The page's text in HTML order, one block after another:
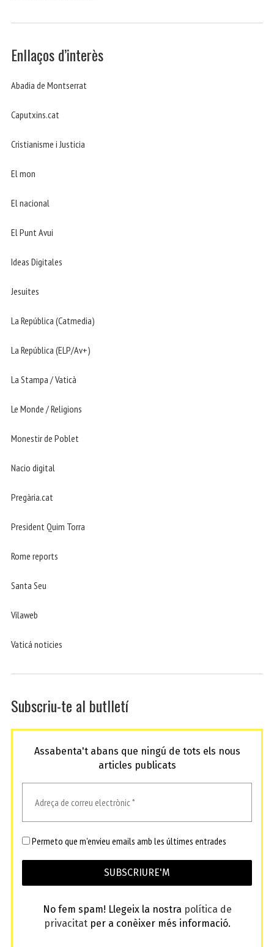
Enllaços d’interès
Abadia de Montserrat
Caputxins.cat
Cristianisme i Justicia
El mon
El nacional
El Punt Avui
Ideas Digitales
Jesuites
La República (Catmedia)
La República (ELP/Av+)
La Stampa / Vaticà
Le Monde / Religions
Monestir de Poblet
Nacio digital
Pregària.cat
President Quim Torra
Rome reports
Santa Seu
Vilaweb
Vaticá noticies
Subscriu-te al butlletí
Assabenta't abans que ningú de tots els nous
articles publicats
Permeto que m'envieu emails amb les últimes entrades
No fem spam! Llegeix la nostra política de
privacitatper a conèixer més informació.